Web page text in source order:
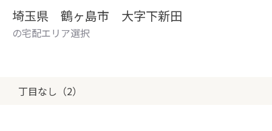
埼玉県 鶴ヶ島市 大字下新田
の宅配エリア選択
丁目なし（2）